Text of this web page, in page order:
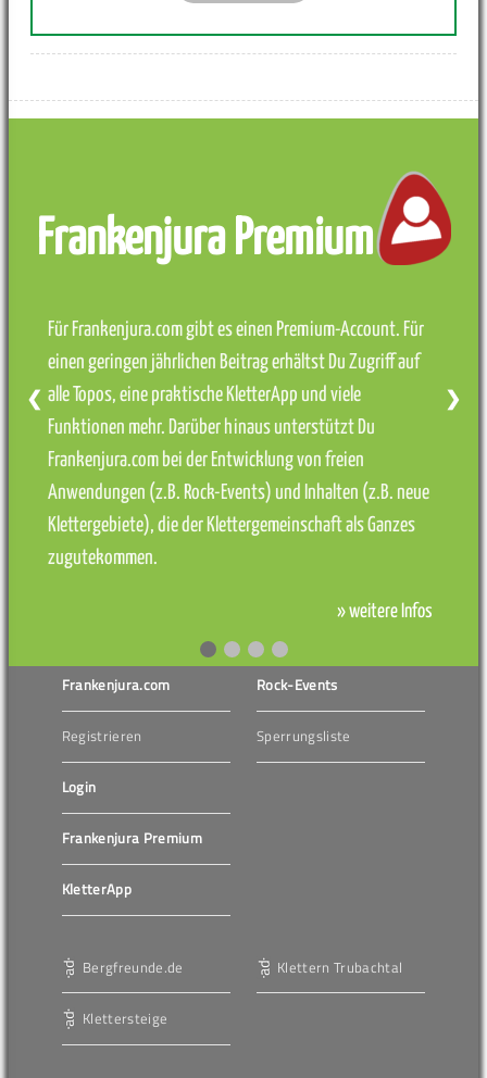
Frankenjura Premium
Für Frankenjura.com gibt es einen Premium-Account. Für
einen geringen jährlichen Beitrag erhältst Du Zugriff auf
alle Topos, eine praktische KletterApp und viele
Funktionen mehr. Darüber hinaus unterstützt Du
Frankenjura.com bei der Entwicklung von freien
Anwendungen (z.B. Rock-Events) und Inhalten (z.B. neue
Klettergebiete), die der Klettergemeinschaft als Ganzes
zugutekommen.
» weitere Infos
❮ ❯
Frankenjura.com
Registrieren
Login
Frankenjura Premium
KletterApp
Rock-Events
Sperrungsliste
Bergfreunde.de
Klettersteige
Klettern Trubachtal